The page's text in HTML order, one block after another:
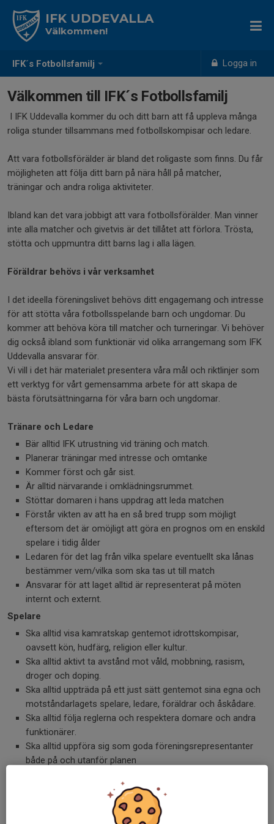
IFK´s Fotbollsfamilj Logga in
IFK UDDEVALLA
Välkommen!
Välkommen till IFK´s Fotbollsfamilj
I IFK Uddevalla kommer du och ditt barn att få uppleva många
roliga stunder tillsammans med fotbollskompisar och ledare.
Att vara fotbollsförälder är bland det roligaste som finns. Du får
möjligheten att följa ditt barn på nära håll på matcher,
träningar och andra roliga aktiviteter.
Ibland kan det vara jobbigt att vara fotbollsförälder. Man vinner
inte alla matcher och givetvis är det tillåtet att förlora. Trösta,
stötta och uppmuntra ditt barns lag i alla lägen.
Föräldrar behövs i vår verksamhet
I det ideella föreningslivet behövs ditt engagemang och intresse
för att stötta våra fotbollsspelande barn och ungdomar. Du
kommer att behöva köra till matcher och turneringar. Vi behöver
dig också ibland som funktionär vid olika arrangemang som IFK
Uddevalla ansvarar för.
Vi vill i det här materialet presentera våra mål och riktlinjer som
ett verktyg för vårt gemensamma arbete för att skapa de
bästa förutsättningarna för våra barn och ungdomar.
Tränare och Ledare
Bär alltid IFK utrustning vid träning och match.
Planerar träningar med intresse och omtanke
Kommer först och går sist.
Är alltid närvarande i omklädningsrummet.
Stöttar domaren i hans uppdrag att leda matchen
Förstår vikten av att ha en så bred trupp som möjligt
eftersom det är omöjligt att göra en prognos om en enskild
spelare i tidig ålder
Ledaren för det lag från vilka spelare eventuellt ska lånas
bestämmer vem/vilka som ska tas ut till match
Ansvarar för att laget alltid är representerat på möten
internt och externt.
Spelare
Ska alltid visa kamratskap gentemot idrottskompisar,
oavsett kön, hudfärg, religion eller kultur.
Ska alltid aktivt ta avstånd mot våld, mobbning, rasism,
droger och doping.
Ska alltid uppträda på ett just sätt gentemot sina egna och
motståndarlagets spelare, ledare, föräldrar och åskådare.
Ska alltid följa reglerna och respektera domare och andra
funktionärer.
Ska alltid uppföra sig som goda föreningsrepresentanter
både på och utanför planen
Heja på ett positivt sätt och uppmuntra hela laget.
Ställ inte för höga krav. Kom ihåg att det handlar om barn